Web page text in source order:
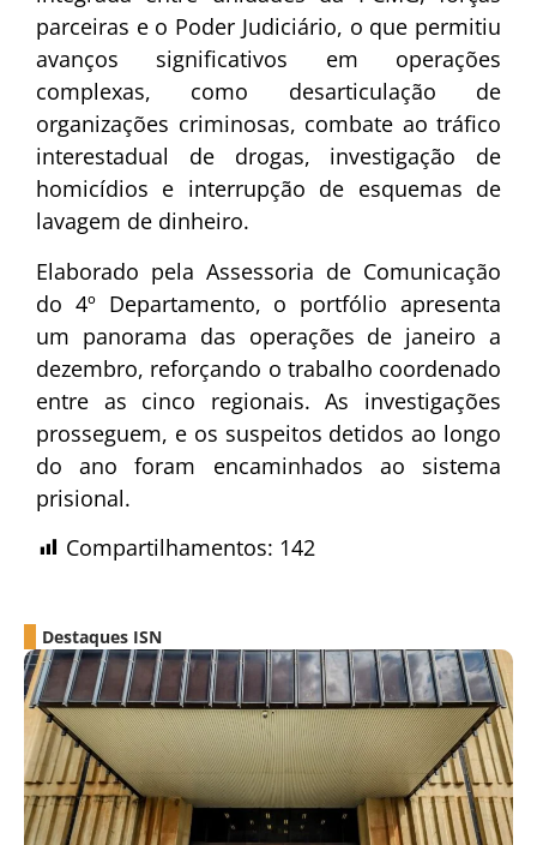
parceiras e o Poder Judiciário, o que permitiu
avanços significativos em operações
complexas, como desarticulação de
organizações criminosas, combate ao tráfico
interestadual de drogas, investigação de
homicídios e interrupção de esquemas de
lavagem de dinheiro.
Elaborado pela Assessoria de Comunicação
do 4º Departamento, o portfólio apresenta
um panorama das operações de janeiro a
dezembro, reforçando o trabalho coordenado
entre as cinco regionais. As investigações
prosseguem, e os suspeitos detidos ao longo
do ano foram encaminhados ao sistema
prisional.
Compartilhamentos: 142
Destaques ISN